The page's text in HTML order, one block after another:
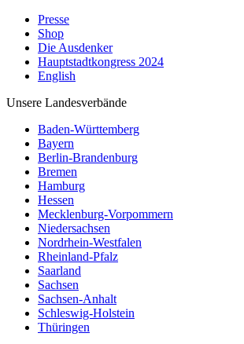
Presse
Shop
Die Ausdenker
Hauptstadtkongress 2024
English
Unsere Landesverbände
Baden-Württemberg
Bayern
Berlin-Brandenburg
Bremen
Hamburg
Hessen
Mecklenburg-Vorpommern
Niedersachsen
Nordrhein-Westfalen
Rheinland-Pfalz
Saarland
Sachsen
Sachsen-Anhalt
Schleswig-Holstein
Thüringen